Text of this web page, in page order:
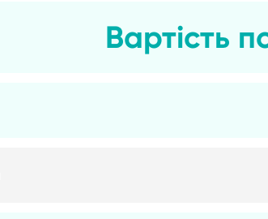
Вартість